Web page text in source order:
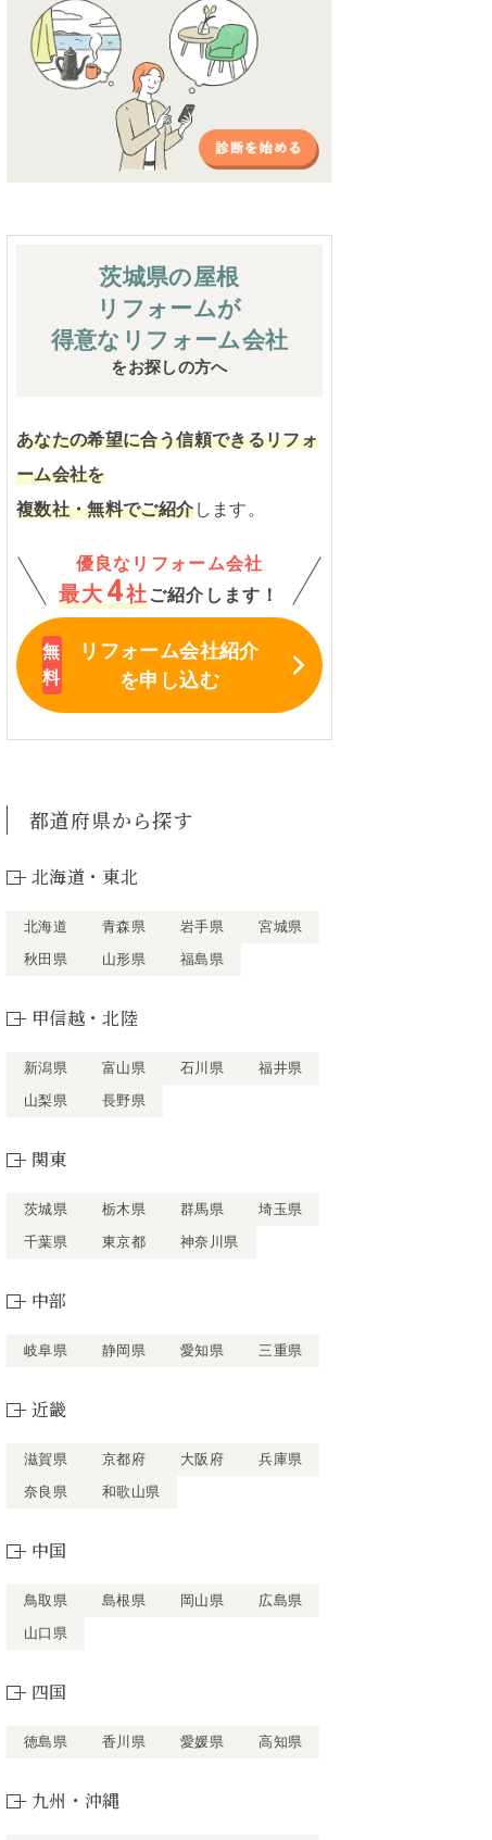
茨城県の屋根
リフォームが
得意なリフォーム会社
をお探しの方へ
あなたの希望に合う信頼できるリフォ
ーム会社を
複数社・無料でご紹介します。
優良なリフォーム会社
最大 4社 ご紹介します！
リフォーム会社紹介
を申し込む
都道府県から探す
北海道・東北
北海道 青森県 岩手県
宮城県
秋田県
山形県 福島県
甲信越・北陸
新潟県 富山県 石川県
福井県
山梨県
長野県
関東
茨城県 栃木県 群馬県
埼玉県
千葉県
東京都 神奈川県
中部
岐阜県 静岡県 愛知県 三重県
近畿
滋賀県 京都府 大阪府
兵庫県
奈良県
和歌山県
中国
鳥取県 島根県 岡山県
広島県
山口県
四国
徳島県 香川県 愛媛県 高知県
九州・沖縄